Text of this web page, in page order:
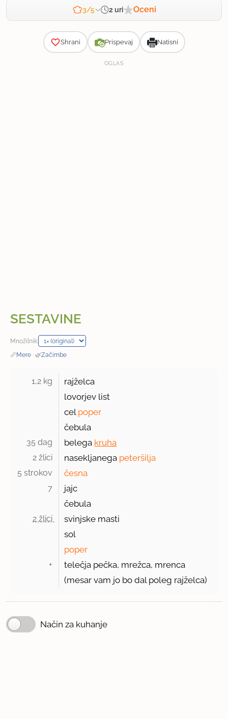
3/5 2 uri Oceni
Shrani Prispevaj Natisni
OGLAS
SESTAVINE
Množilnik:
📏Mere · 🌿Začimbe
1,2 kg
rajželca
lovorjev list
cel poper
čebula
35 dag belega kruha
2 žlici nasekljanega peteršilja
5 strokov česna
7
jajc
čebula
2 žlici
svinjske masti
sol
poper
+
telečja pečka, mrežca, mrenca
(mesar vam jo bo dal poleg rajželca)
Način za kuhanje